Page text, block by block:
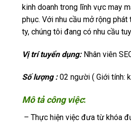
kinh doanh trong lĩnh vực may
phục. Với nhu cầu mở rộng phát
ty, chúng tôi đang có nhu cầu
Vị trí tuyển dụng:Nhân viên
Số lượng :02 người ( Giới tính:
Mô tả công việc:
– Thực hiện việc đưa từ khóa